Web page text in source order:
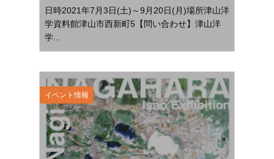
日時2021年7月3日(土)～9月20日(月)場所津山洋
学資料館津山市西新町5【問い合わせ】津山洋
学...
イベント情報